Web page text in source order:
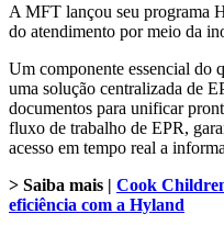
A MFT lançou seu programa
do atendimento por meio da
Um componente essencial do
uma solução centralizada de
documentos para unificar
fluxo de trabalho de EPR,
acesso em tempo real a
> Saiba mais | Cook
eficiência com a Hyland